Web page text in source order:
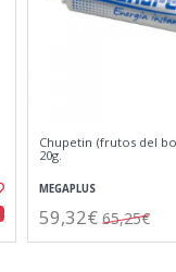
Chupetin (frutos del
20g.
MEGAPLUS
59,32€ 65,25€